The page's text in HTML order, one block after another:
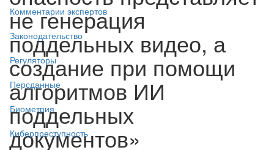
Комментарии экспертов
Законодательство
Регуляторы
Персданные
Биометрия
Киберпреступность
не генерация
поддельных видео, а
создание при помощи
алгоритмов ИИ
поддельных
документов»